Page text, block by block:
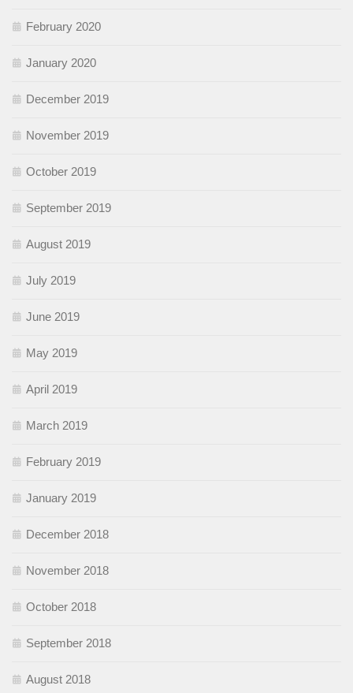
February 2020
January 2020
December 2019
November 2019
October 2019
September 2019
August 2019
July 2019
June 2019
May 2019
April 2019
March 2019
February 2019
January 2019
December 2018
November 2018
October 2018
September 2018
August 2018